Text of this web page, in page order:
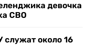
девочка
СВО
около 16